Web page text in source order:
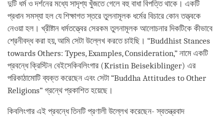
দুটি ধর্ম ও দর্শনের মধ্যে সাদৃশ্য খুঁজতে গেলে বহু বাধা বিপত্তি থাকে। একটি
প্রধান সমস্যা হল যে শিক্ষাগত স্তরে তুলনামূলক ধর্মের বিচারে কোন তত্ত্বকে
নেওয়া হল। খ্রীষ্টান ধর্মতত্ত্বের সেরকম তুলনামূলক আলোচনার দিকটিকে কীভাবে
শ্রেনীবদ্ধ করা হয়, আমি সেটা উল্লেখ করতে চাইছি। “Buddhist Stances
towards Others: Types, Examples, Consideration,” নামে একটি
প্রবন্ধে ক্রিস্টিন বেইসেকিবলিংগার (Kristin Beisekiblinger) এর
পরিকাঠামোটি ব্যক্ত করেছেন এবং সেটা “Buddha Attitudes to Other
Religions” গ্রন্থে প্রকাশিত হয়েছে।
কিবলিংগার এই প্রবন্ধে তিনটি প্রণালী উল্লেখ করেছেন- স্বতন্ত্রবাদ